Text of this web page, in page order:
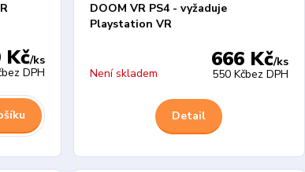
Kč/ks
bez DPH
DOOM VR PS4 - vyžaduje
Playstation VR
666 Kč/ks
550 Kčbez DPH
Není skladem
Detail